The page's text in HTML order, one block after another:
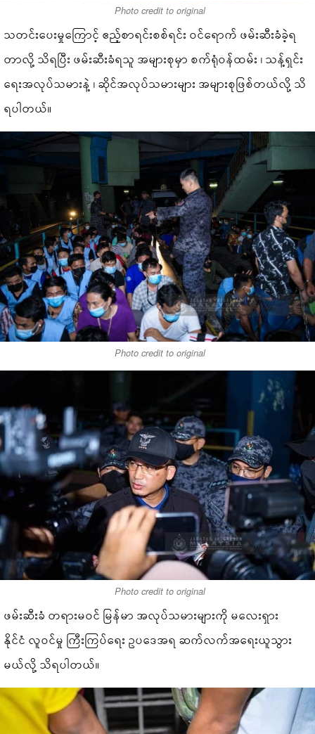
Photo credit to original
သတင်းပေးမှုကြောင့် ဧည့်စာရင်းစစ်ရင်း ဝင်ရောက် ဖမ်းဆီးခံခဲ့ရ
တာလို့ သိရပြီး ဖမ်းဆီးခံရသူ အများစုမှာ စက်ရုံဝန်ထမ်း ၊ သန့်ရှင်း
ရေးအလုပ်သမားနဲ့ ၊ ဆိုင်အလုပ်သမားများ အများစုဖြစ်တယ်လို့ သိ
ရပါတယ်။
Photo credit to original
Photo credit to original
ဖမ်းဆီးခံ တရားမဝင် မြန်မာ အလုပ်သမားများကို မလေးရှား
နိုင်ငံ လူဝင်မှု ကြီးကြပ်ရေး ဥပဒေအရ ဆက်လက်အရေးယူသွား
မယ်လို့ သိရပါတယ်။